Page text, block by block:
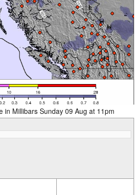
in Millibars Sunday 09 Aug at 11pm